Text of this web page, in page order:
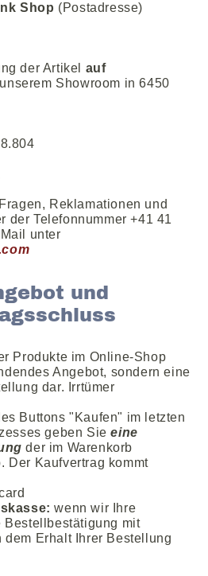
Shop (Postadresse)
der Artikel auf
Showroom in 6450
Reklamationen und
der Telefonnummer +41 41
unter
und
Produkte im Online-Shop
Angebot, sondern eine
dar. Irrtümer
Buttons "Kaufen" im letzten
geben Sieeine
der im Warenkorb
Der Kaufvertrag kommt
wenn wir Ihre
Bestellbestätigung mit
dem Erhalt Ihrer Bestellung